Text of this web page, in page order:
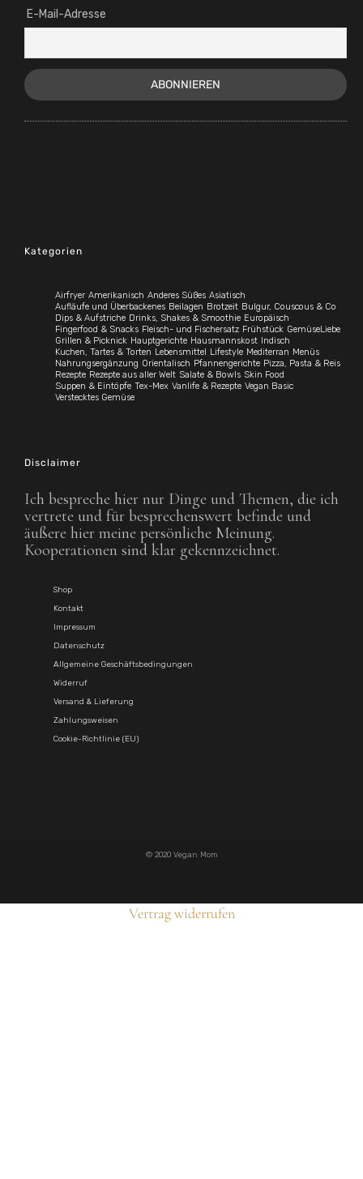
E-Mail-Adresse
Kategorien
Airfryer Amerikanisch Anderes Süßes Asiatisch
Aufläufe und Überbackenes Beilagen Brotzeit Bulgur, Couscous & Co
Dips & Aufstriche Drinks, Shakes & Smoothie Europäisch
Fingerfood & Snacks Fleisch- und Fischersatz Frühstück GemüseLiebe
Grillen & Picknick Hauptgerichte Hausmannskost Indisch
Kuchen, Tartes & Torten Lebensmittel Lifestyle Mediterran Menüs
Nahrungsergänzung Orientalisch Pfannengerichte Pizza, Pasta & Reis
Rezepte Rezepte aus aller Welt Salate & Bowls Skin Food
Suppen & Eintöpfe Tex-Mex Vanlife & Rezepte Vegan Basic
Verstecktes Gemüse
Disclaimer
Ich bespreche hier nur Dinge und Themen, die ich
vertrete und für besprechenswert befinde und
äußere hier meine persönliche Meinung.
Kooperationen sind klar gekennzeichnet.
Shop
Kontakt
Impressum
Datenschutz
Allgemeine Geschäftsbedingungen
Widerruf
Versand & Lieferung
Zahlungsweisen
Cookie-Richtlinie (EU)
© 2020 Vegan Mom
Vertrag widerrufen